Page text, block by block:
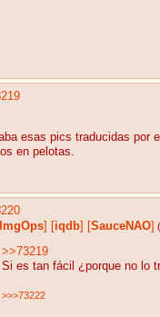
esas pics traducidas
en pelotas.
ImgOps] [iqdb] [SauceNAO]
>>73219
Si es tan fácil ¿porque no lo
>>>73222